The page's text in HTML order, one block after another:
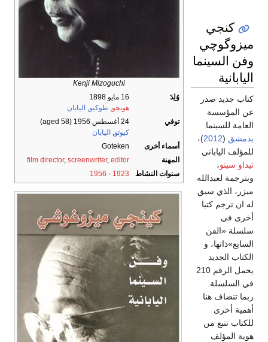
Kenji Mizoguchi
وُلِدَ
16 مايو 1898
هونجو, طوكيو, اليابان
توفي
24 أغسطس 1956
(aged 58)
كيوتو, اليابان
أسماء أخرى
Goteken
المهنة
film director, screenwriter, editor
سنوات النشاط
1923
-
1956
كنجي
ميزوگوچي
وفن السينما
اليابانية
كتاب جديد صدر
عن المؤسسة
العامة للسينما
بدمشق (
2012)،
للمؤلف الياباني
تيداو سيتو،
وبترجمة لعبدالله
ميزر، الذي سبق
له ان ترجم كتبا
أخرى في
سلسلة «الفن
السابع»ذاتها، و
الكتاب الجديد
يحمل الرقم 210
في السلسلة.
ربما تنضاف هنا
أهمية أخرى
للكتاب تنبع من
هوية المؤلف